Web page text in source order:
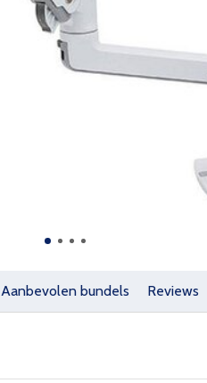
Aanbevolen bundels Reviews